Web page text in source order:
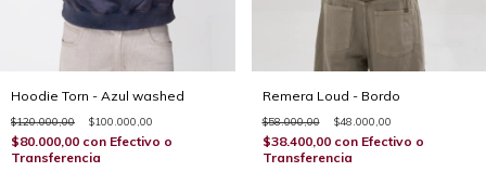
Hoodie Torn - Azul washed
$120.000,00 $100.000,00
$80.000,00 con Efectivo o
Transferencia
Remera Loud - Bordo
$58.000,00 $48.000,00
$38.400,00 con Efectivo o
Transferencia